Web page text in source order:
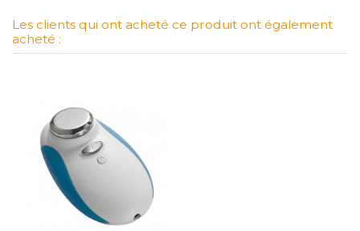
Les clients qui ont acheté ce produit ont également
acheté :